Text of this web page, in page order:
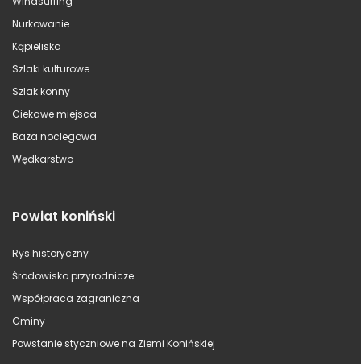
Nurkowanie
Kąpieliska
Szlaki kulturowe
Szlak konny
Ciekawe miejsca
Baza noclegowa
Wędkarstwo
Powiat koniński
Rys historyczny
Środowisko przyrodnicze
Współpraca zagraniczna
Gminy
Powstanie styczniowe na Ziemi Konińskiej